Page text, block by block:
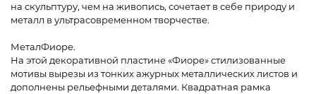
на скульптуру, чем на живопись, сочетает в себе природу и
металл в ультрасовременном творчестве.
МеталФиоре.
На этой декоративной пластине «Фиоре» стилизованные
мотивы вырезы из тонких ажурных металлических листов и
дополнены рельефными деталями. Квадратная рамка